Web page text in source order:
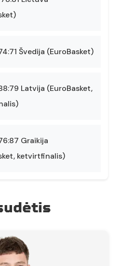
Švedija (EuroBasket)
Latvija (EuroBasket,
Graikija
ketvirtfinalis)